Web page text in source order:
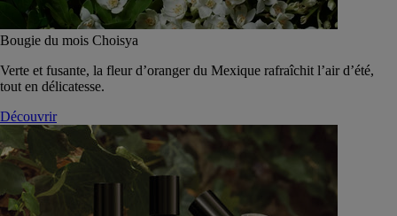
Bougie du mois Choisya
Verte et fusante, la fleur d’oranger du Mexique rafraîchit l’air d’été,
tout en délicatesse.
Découvrir